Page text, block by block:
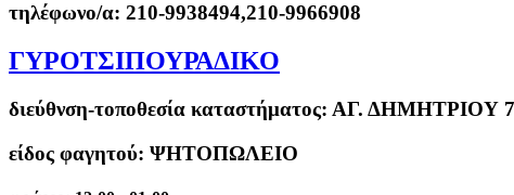
τηλέφωνο/α: 210-9938494,210-9966908
ΓΥΡΟΤΣΙΠΟΥΡΑΔΙΚΟ
διεύθνση-τοποθεσία καταστήματος: ΑΓ. ΔΗΜΗΤΡΙΟΥ
είδος φαγητού: ΨΗΤΟΠΩΛΕΙΟ